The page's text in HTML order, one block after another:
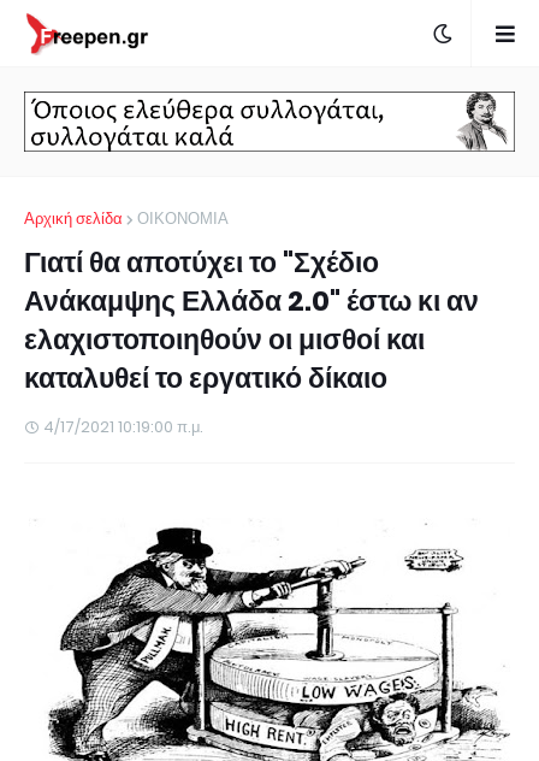
Αρχική σελίδα ΟΙΚΟΝΟΜΙΑ
Γιατί θα αποτύχει το "Σχέδιο
Ανάκαμψης Ελλάδα 2.0" έστω κι αν
ελαχιστοποιηθούν οι μισθοί και
καταλυθεί το εργατικό δίκαιο
4/17/2021 10:19:00 π.μ.